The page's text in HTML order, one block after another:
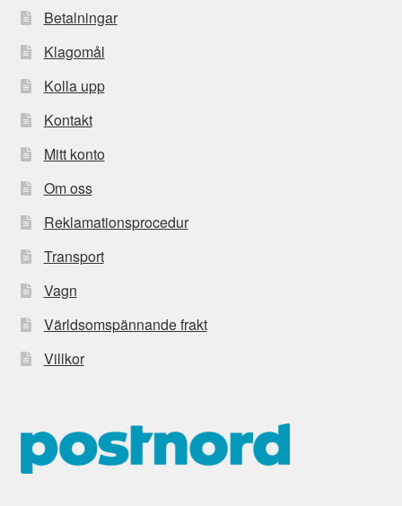
Betalningar
Klagomål
Kolla upp
Kontakt
Mitt konto
Om oss
Reklamationsprocedur
Transport
Vagn
Världsomspännande frakt
Villkor